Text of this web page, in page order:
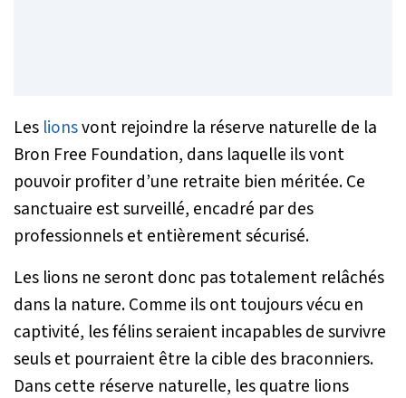
Les lionsvont rejoindre la réserve naturelle de la
Bron Free Foundation, dans laquelle ils vont
pouvoir profiter d’une retraite bien méritée. Ce
sanctuaire est surveillé, encadré par des
professionnels et entièrement sécurisé.
Les lions ne seront donc pas totalement relâchés
dans la nature. Comme ils ont toujours vécu en
captivité, les félins seraient incapables de survivre
seuls et pourraient être la cible des braconniers.
Dans cette réserve naturelle, les quatre lions